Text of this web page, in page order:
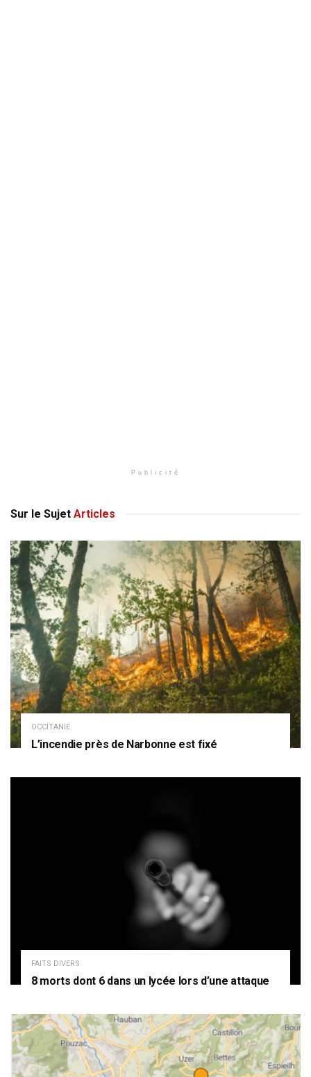
Publicité
Sur le Sujet Articles
OCCITANIE
L’incendie près de Narbonne est fixé
FAITS DIVERS
8 morts dont 6 dans un lycée lors d’une attaque